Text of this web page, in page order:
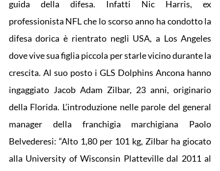
guida della difesa. Infatti Nic Harris, ex
professionista NFL che lo scorso anno ha condotto la
difesa dorica è rientrato negli USA, a Los Angeles
dove vive sua figlia piccola per starle vicino durante la
crescita. Al suo posto i GLS Dolphins Ancona hanno
ingaggiato Jacob Adam Zilbar, 23 anni, originario
della Florida. L’introduzione nelle parole del general
manager della franchigia marchigiana Paolo
Belvederesi: “Alto 1,80 per 101 kg, Zilbar ha giocato
alla University of Wisconsin Platteville dal 2011 al